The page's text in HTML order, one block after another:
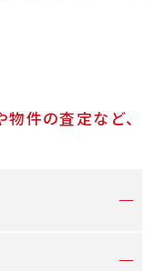
件の査定など、